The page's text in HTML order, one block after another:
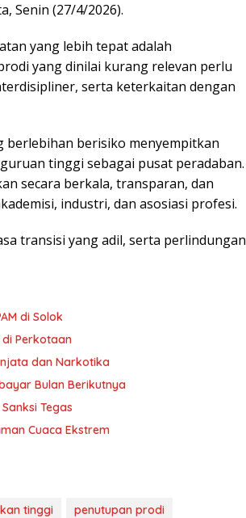
Senin (27/4/2026).
yang lebih tepat adalah
yang dinilai kurang relevan perlu
serta keterkaitan dengan
berlebihan berisiko menyempitkan
tinggi sebagai pusat peradaban.
secara berkala, transparan, dan
industri, dan asosiasi profesi.
transisi yang adil, serta perlindungan
di Solok
di Perkotaan
dan Narkotika
Bulan Berikutnya
Tegas
Cuaca Ekstrem
tinggi penutupan prodi